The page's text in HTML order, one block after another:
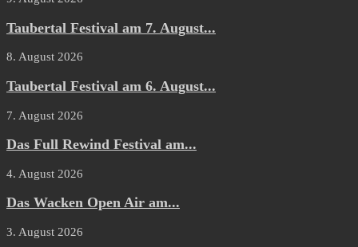
Taubertal Festival am 7. August...
8. August 2026
Taubertal Festival am 6. August...
7. August 2026
Das Full Rewind Festival am...
4. August 2026
Das Wacken Open Air am...
3. August 2026